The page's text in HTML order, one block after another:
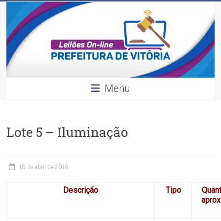
content
Leilões
Divulgação
dos
leilões
realizados
pela
Menu
Lote 5 – Iluminação
18 de abril de 2018
Descrição Tipo